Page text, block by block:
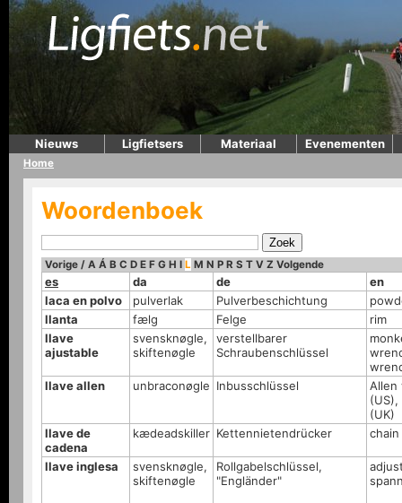
Nieuws Ligfietsers Materiaal Evenementen
Home
Woordenboek
Vorige / A Á B C D E F G H I L M N P R S T V Z Volgende
es da de
en
laca en polvo
pulverlak Pulverbeschichtung
llanta
fælg Felge
rim
llave
ajustable
svensknøgle,
skiftenøgle
verstellbarer
Schraubenschlüssel
llave allen
unbraconøgle Inbusschlüssel
Allen
(UK)
llave de
cadena
kædeadskiller Kettennietendrücker
llave inglesa
svensknøgle,
skiftenøgle
Rollgabelschlüssel,
"Engländer"